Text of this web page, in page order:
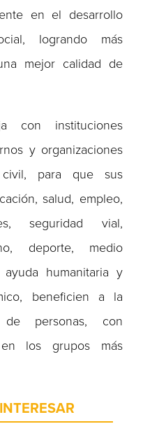
en el desarrollo
logrando más
mejor calidad de
con instituciones
y organizaciones
para que sus
salud, empleo,
seguridad vial,
deporte, medio
humanitaria y
beneficien a la
de personas, con
los grupos más